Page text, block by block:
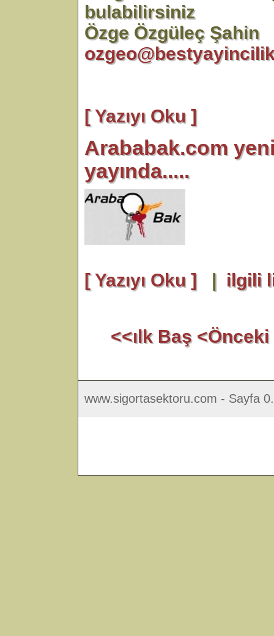
bulabilirsiniz
Özge Özgüleç Şahin
[ Yazıyı Oku ]
Arababak.com
yayında.....
[ Yazıyı Oku ]| ilgili
<<ılk Baş <Önceki
www.sigortasektoru.com - Sayfa